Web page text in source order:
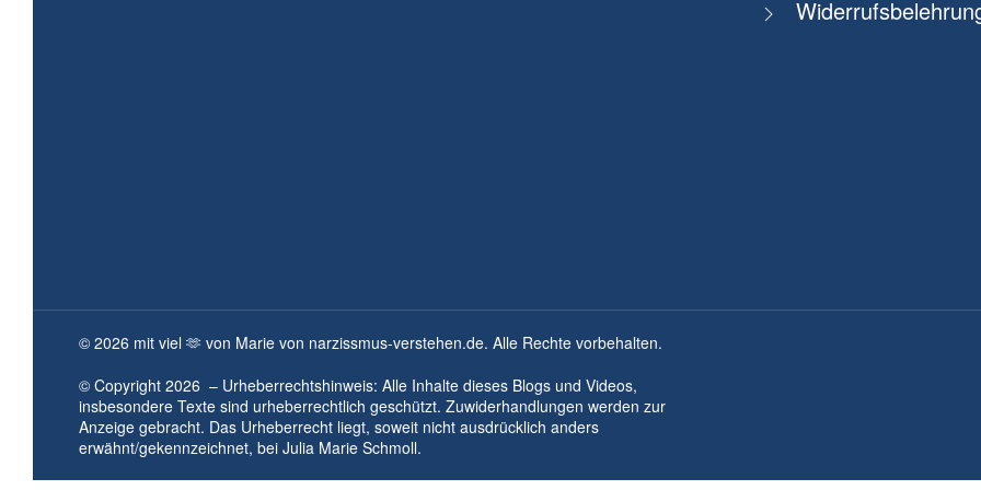
© 2026 mit viel 🫶 von Marie von narzissmus-verstehen.de. Alle Rechte vorbehalten.
© Copyright 2026 – Urheberrechtshinweis: Alle Inhalte dieses Blogs und Videos,
insbesondere Texte sind urheberrechtlich geschützt. Zuwiderhandlungen werden zur
Anzeige gebracht. Das Urheberrecht liegt, soweit nicht ausdrücklich anders
erwähnt/gekennzeichnet, bei Julia Marie Schmoll.